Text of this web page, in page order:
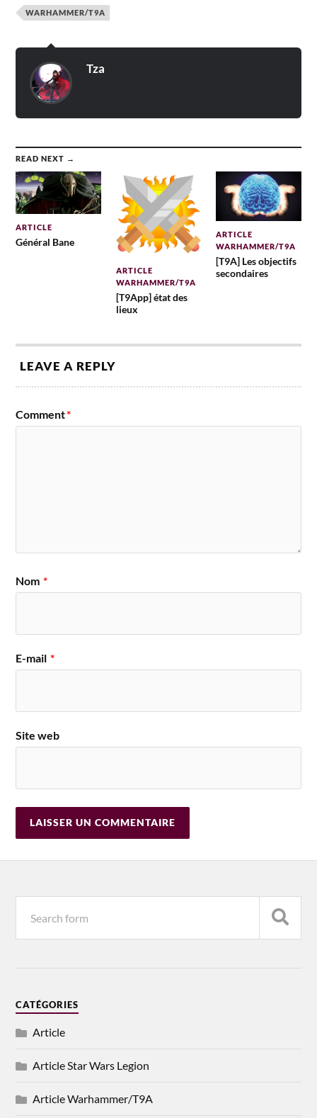
WARHAMMER/T9A
Tza
READ NEXT →
ARTICLE
Général Bane
ARTICLE
WARHAMMER/T9A
[T9App] état des
lieux
ARTICLE
WARHAMMER/T9A
[T9A] Les objectifs
secondaires
LEAVE A REPLY
Comment*
Nom *
E-mail *
Site web
CATÉGORIES
Article
Article Star Wars Legion
Article Warhammer/T9A